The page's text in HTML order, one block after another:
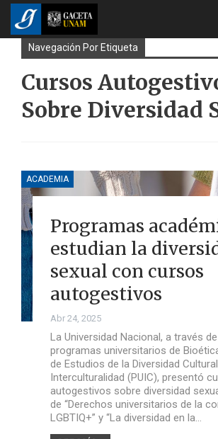
Navegación Por Etiqueta
Cursos
Sobre Diversidad
ACADEMIA
Programas
estudian la
sexual con cursos
autogestivos
Abr 24, 2025
La Universidad Nacional, a través
programas universitarios de
de Estudios de la Diversidad
Interculturalidad (PUIC), presentó
autogestivos sobre diversidad
de “Derechos universitarios de la
LGBTIQ+” y “La diversidad en la…